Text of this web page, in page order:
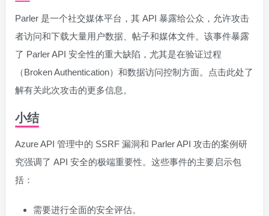
Parler 是一个社交媒体平台，其 API 暴露给公众，允许攻击
者访问和下载大量用户数据、帖子和媒体文件。该事件暴露
了 Parler API 安全性的重大缺陷，尤其是在验证过程
（Broken Authentication）和数据访问控制方面。点击此处了
解有关此次攻击的更多信息。
小结
Azure API 管理中的 SSRF 漏洞和 Parler API 攻击的案例研
究强调了 API 安全的极端重要性。这些事件的主要启示包
括：
需要进行全面的安全评估。